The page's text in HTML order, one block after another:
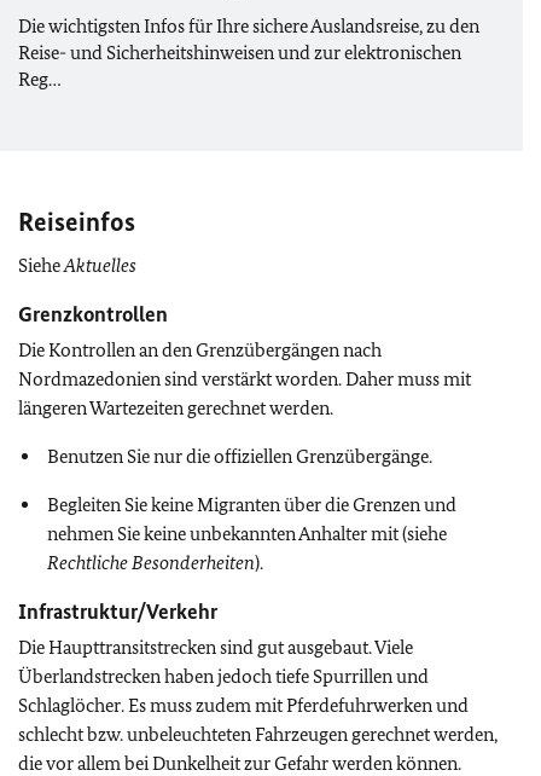
Die wichtigsten Infos für Ihre sichere Auslandsreise, zu den
Reise- und Sicherheitshinweisen und zur elektronischen
Reg…
Reiseinfos
SieheAktuelles
Grenzkontrollen
Die Kontrollen an den Grenzübergängen nach
Nordmazedonien sind verstärkt worden. Daher muss mit
längeren Wartezeiten gerechnet werden.
Benutzen Sie nur die offiziellen Grenzübergänge.
Begleiten Sie keine Migranten über die Grenzen und
nehmen Sie keine unbekannten Anhalter mit (siehe
Rechtliche Besonderheiten).
Infrastruktur/Verkehr
Die Haupttransitstrecken sind gut ausgebaut. Viele
Überlandstrecken haben jedoch tiefe Spurrillen und
Schlaglöcher. Es muss zudem mit Pferdefuhrwerken und
schlecht bzw. unbeleuchteten Fahrzeugen gerechnet werden,
die vor allem bei Dunkelheit zur Gefahr werden können.